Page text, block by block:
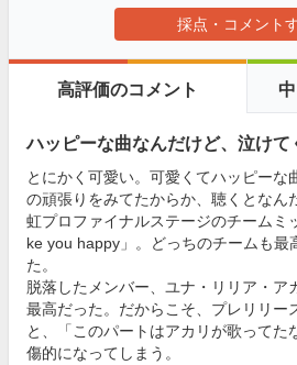
採点・コメント
高評価のコメント
ハッピーな曲なんだけど、泣けて
とにかく可愛い。可愛くてハッピーな
の頑張りをみてたからか、聴くとなん
虹プロファイナルステージのチームミ
ke you happy」。どっちのチームも最
た。
脱落したメンバー、ユナ・リリア・ア
最高だった。だからこそ、プレリリー
と、「このパートはアカリが歌って
傷的になってしまう。